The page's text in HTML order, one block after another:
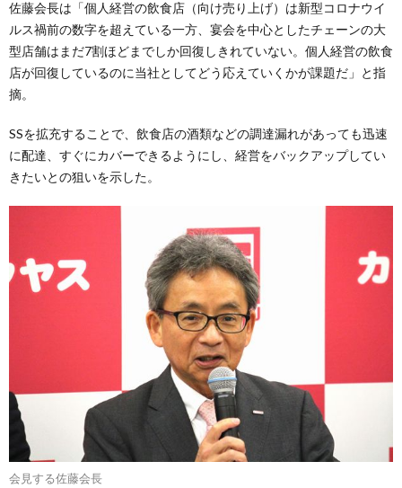
佐藤会長は「個人経営の飲食店（向け売り上げ）は新型コロナウイ
ルス禍前の数字を超えている一方、宴会を中心としたチェーンの大
型店舗はまだ7割ほどまでしか回復しきれていない。個人経営の飲食
店が回復しているのに当社としてどう応えていくかが課題だ」と指
摘。
SSを拡充することで、飲食店の酒類などの調達漏れがあっても迅速
に配達、すぐにカバーできるようにし、経営をバックアップしてい
きたいとの狙いを示した。
会見する佐藤会長